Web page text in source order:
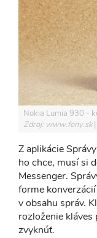
Nokia Lumia 930 -
Zdroj: www.fony.sk
Z aplikácie
ho chce, musí si
Messenger.
forme
v obsahu správ.
rozloženie kláves
zvyknúť.